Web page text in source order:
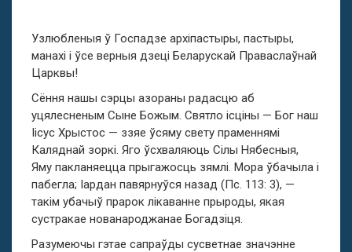
Узлюбленыя ў Госпадзе архіпастыры, пастыры,
манахі і ўсе верныя дзеці Беларускай Праваслаўнай
Царквы!
Cёння нашы сэрцы азораны радасцю аб
уцялесненым Сыне Божым. Святло ісціны — Бог наш
Іісус Хрыстос — ззяе ўсяму свету праменнямі
Каляднай зоркі. Яго ўсхваляюць Сілы Нябесныя,
Яму пакланяецца прыгажосць зямлі. Мора ўбачыла і
пабегла; Іардан павярнуўся назад (Пс. 113: 3), —
такім убачыў прарок лікаванне прыроды, якая
сустракае нованароджанае Богадзіця.
Разумеючы гэтае сапраўды сусветнае значэнне